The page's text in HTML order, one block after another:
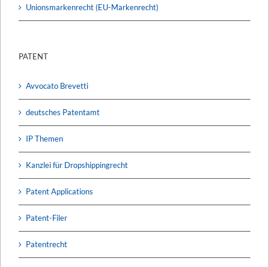
Unionsmarkenrecht (EU-Markenrecht)
PATENT
Avvocato Brevetti
deutsches Patentamt
IP Themen
Kanzlei für Dropshippingrecht
Patent Applications
Patent-Filer
Patentrecht